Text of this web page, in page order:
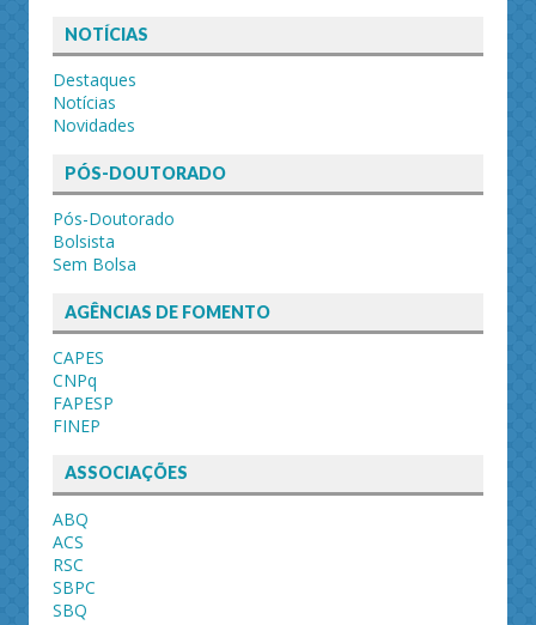
NOTÍCIAS
Destaques
Notícias
Novidades
PÓS-DOUTORADO
Pós-Doutorado
Bolsista
Sem Bolsa
AGÊNCIAS DE FOMENTO
CAPES
CNPq
FAPESP
FINEP
ASSOCIAÇÕES
ABQ
ACS
RSC
SBPC
SBQ